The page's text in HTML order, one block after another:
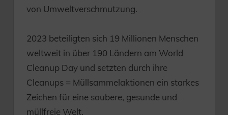
von Umweltverschmutzung.
2023 beteiligten sich 19 Millionen Menschen
weltweit in über 190 Ländern am World
Cleanup Day und setzten durch ihre
Cleanups = Müllsammelaktionen ein starkes
Zeichen für eine saubere, gesunde und
müllfreie Welt.